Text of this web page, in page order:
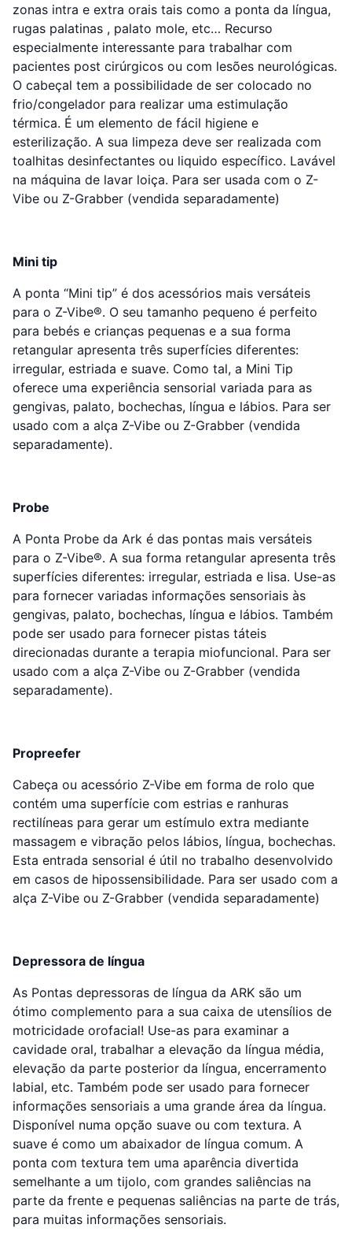
zonas intra e extra orais tais como a ponta da língua,
rugas palatinas , palato mole, etc… Recurso
especialmente interessante para trabalhar com
pacientes post cirúrgicos ou com lesões neurológicas.
O cabeçal tem a possibilidade de ser colocado no
frio/congelador para realizar uma estimulação
térmica. É um elemento de fácil higiene e
esterilização. A sua limpeza deve ser realizada com
toalhitas desinfectantes ou liquido específico. Lavável
na máquina de lavar loiça. Para ser usada com o Z-
Vibe ou Z-Grabber (vendida separadamente)
Mini tip
A ponta “Mini tip” é dos acessórios mais versáteis
para o Z-Vibe®. O seu tamanho pequeno é perfeito
para bebés e crianças pequenas e a sua forma
retangular apresenta três superfícies diferentes:
irregular, estriada e suave. Como tal, a Mini Tip
oferece uma experiência sensorial variada para as
gengivas, palato, bochechas, língua e lábios. Para ser
usado com a alça Z-Vibe ou Z-Grabber (vendida
separadamente).
Probe
A Ponta Probe da Ark é das pontas mais versáteis
para o Z-Vibe®. A sua forma retangular apresenta três
superfícies diferentes: irregular, estriada e lisa. Use-as
para fornecer variadas informações sensoriais às
gengivas, palato, bochechas, língua e lábios. Também
pode ser usado para fornecer pistas táteis
direcionadas durante a terapia miofuncional. Para ser
usado com a alça Z-Vibe ou Z-Grabber (vendida
separadamente).
Propreefer
Cabeça ou acessório Z-Vibe em forma de rolo que
contém uma superfície com estrias e ranhuras
rectilíneas para gerar um estímulo extra mediante
massagem e vibração pelos lábios, língua, bochechas.
Esta entrada sensorial é útil no trabalho desenvolvido
em casos de hipossensibilidade. Para ser usado com a
alça Z-Vibe ou Z-Grabber (vendida separadamente)
Depressora de língua
As Pontas depressoras de língua da ARK são um
ótimo complemento para a sua caixa de utensílios de
motricidade orofacial! Use-as para examinar a
cavidade oral, trabalhar a elevação da língua média,
elevação da parte posterior da língua, encerramento
labial, etc. Também pode ser usado para fornecer
informações sensoriais a uma grande área da língua.
Disponível numa opção suave ou com textura. A
suave é como um abaixador de língua comum. A
ponta com textura tem uma aparência divertida
semelhante a um tijolo, com grandes saliências na
parte da frente e pequenas saliências na parte de trás,
para muitas informações sensoriais.